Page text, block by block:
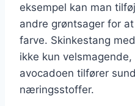
eksempel kan man
andre grøntsager for
farve. Skinkestang
ikke kun
avocadoen tilfører
næringsstoffer.